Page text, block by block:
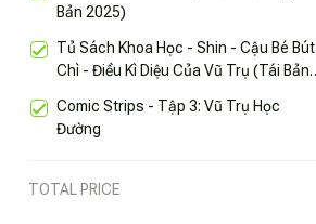
Bản 2025)
Tủ Sách Khoa Học - Shin - Cậu Bé Bút
Chì - Điều Kì Diệu Của Vũ Trụ (Tái Bản
Comic Strips - Tập 3: Vũ Trụ Học
Đường
TOTAL PRICE